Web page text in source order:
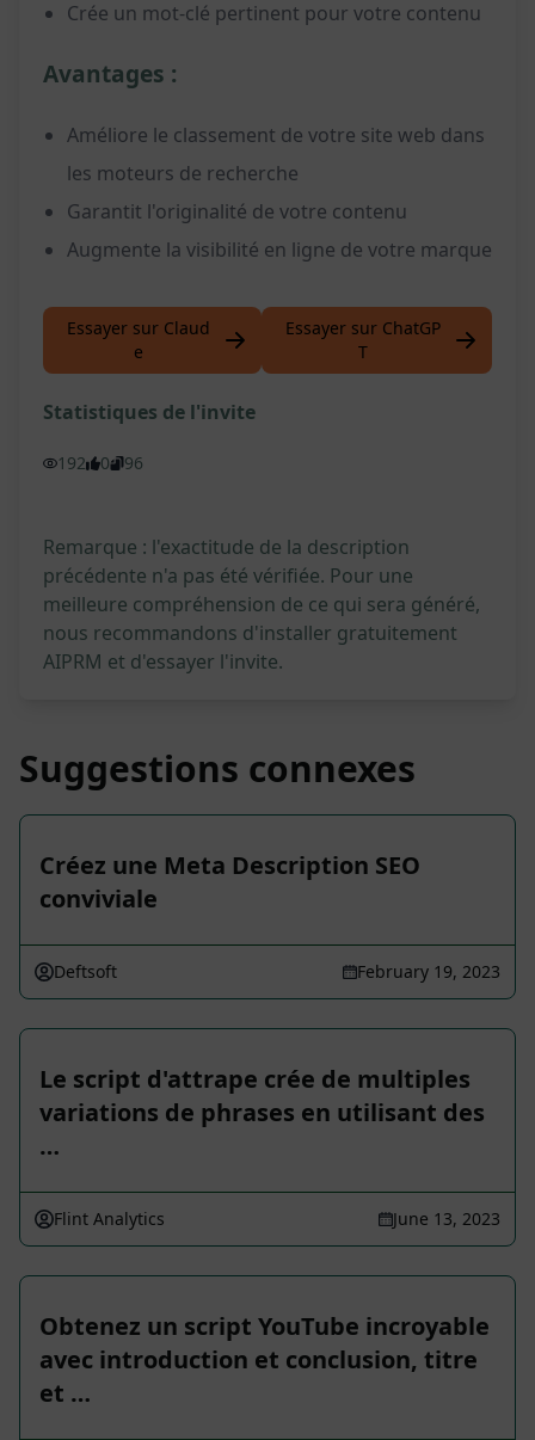
Crée un mot-clé pertinent pour votre contenu
Avantages :
Améliore le classement de votre site web dans
les moteurs de recherche
Garantit l'originalité de votre contenu
Augmente la visibilité en ligne de votre marque
Essayer sur Claud
e
Essayer sur ChatGP
T
Statistiques de l'invite
192 0 96
Remarque : l'exactitude de la description
précédente n'a pas été vérifiée. Pour une
meilleure compréhension de ce qui sera généré,
nous recommandons d'installer gratuitement
AIPRM et d'essayer l'invite.
Suggestions connexes
Créez une Meta Description SEO
conviviale
Deftsoft February 19, 2023
Le script d'attrape crée de multiples
variations de phrases en utilisant des
…
Flint Analytics June 13, 2023
Obtenez un script YouTube incroyable
avec introduction et conclusion, titre
et …